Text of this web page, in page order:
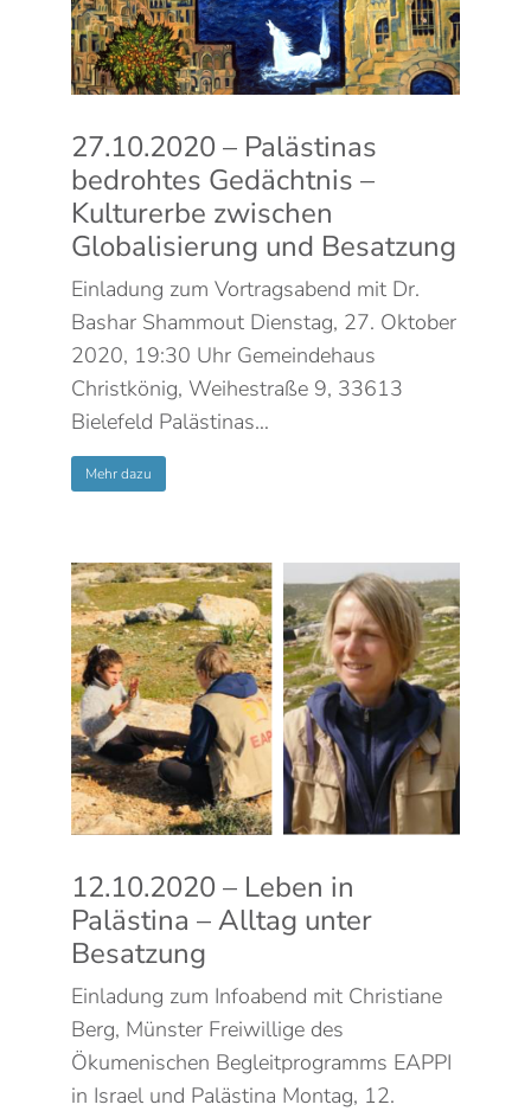
27.10.2020 – Palästinas
bedrohtes Gedächtnis –
Kulturerbe zwischen
Globalisierung und Besatzung
Einladung zum Vortragsabend mit Dr.
Bashar Shammout Dienstag, 27. Oktober
2020, 19:30 Uhr Gemeindehaus
Christkönig, Weihestraße 9, 33613
Bielefeld Palästinas…
Mehr dazu
12.10.2020 – Leben in
Palästina – Alltag unter
Besatzung
Einladung zum Infoabend mit Christiane
Berg, Münster Freiwillige des
Ökumenischen Begleitprogramms EAPPI
in Israel und Palästina Montag, 12.